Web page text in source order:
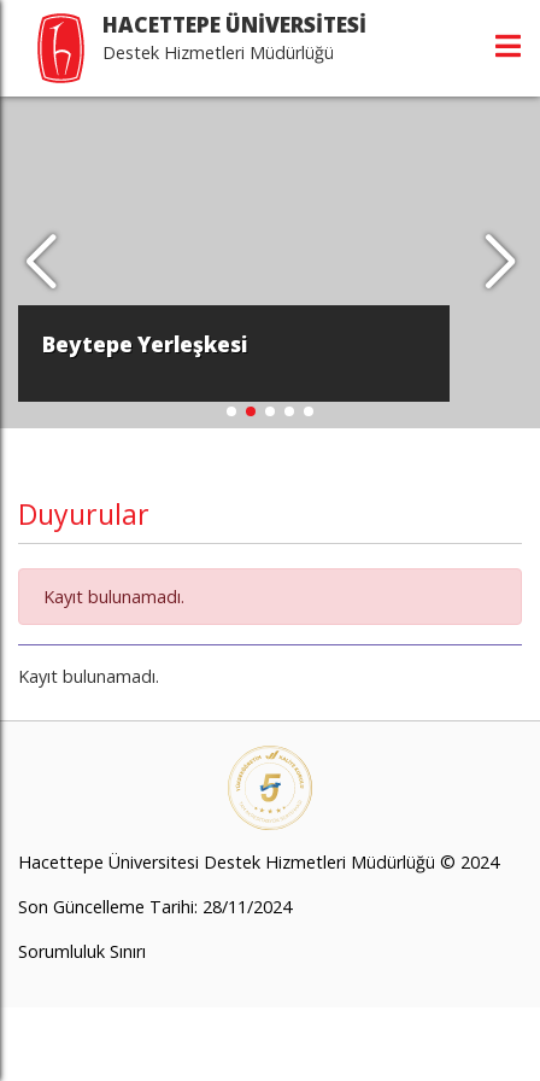
HACETTEPE ÜNİVERSİTESİ
Destek Hizmetleri Müdürlüğü
Beytepe Yerleşkesi
Duyurular
Kayıt bulunamadı.
Kayıt bulunamadı.
Hacettepe Üniversitesi Destek Hizmetleri Müdürlüğü © 2024
Son Güncelleme Tarihi: 28/11/2024
Sorumluluk Sınırı